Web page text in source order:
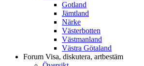
Gotland
Jämtland
Närke
Västerbotten
Västmanland
Västra Götaland
Forum Visa, diskutera, artbestäm